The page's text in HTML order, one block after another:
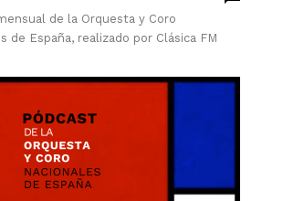
de la Orquesta y Coro
de España, realizado por Clásica FM